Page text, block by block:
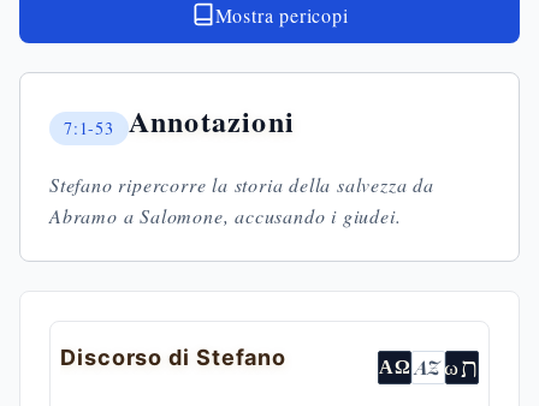
Mostra pericopi
7:1-53 Annotazioni
Stefano ripercorre la storia della salvezza da
Abramo a Salomone, accusando i giudei.
Discorso di Stefano ΑΩ AZωת